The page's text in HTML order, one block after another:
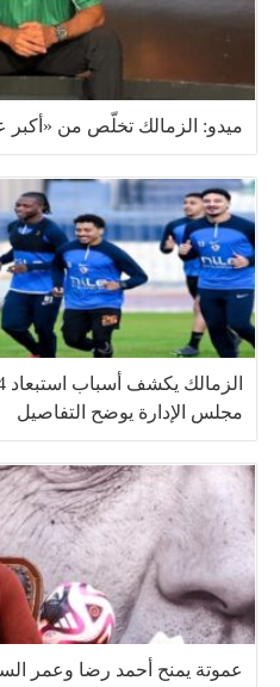
ميدو: الزمالك تخلّص من «أكبر
مجلس الإدارة يوضح التفاصيل
عموتة يمنح أحمد رضا وعمر